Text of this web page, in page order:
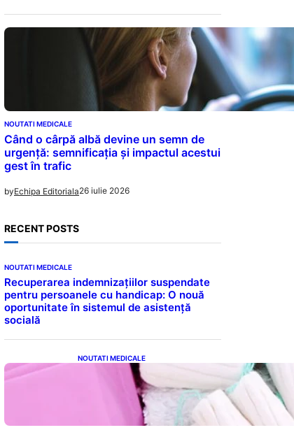
NOUTATI MEDICALE
Când o cârpă albă devine un semn de
urgență: semnificația și impactul acestui
gest în trafic
byEchipa Editoriala26 iulie 2026
RECENT POSTS
NOUTATI MEDICALE
Recuperarea indemnizațiilor suspendate
pentru persoanele cu handicap: O nouă
oportunitate în sistemul de asistență
socială
NOUTATI MEDICALE
Tampoanele menstruale: O
analiză profundă a riscurilor
legate de metale toxice